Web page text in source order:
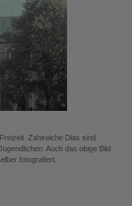
Zahlreiche Dias sind
Auch das obige Bild
fotografiert.